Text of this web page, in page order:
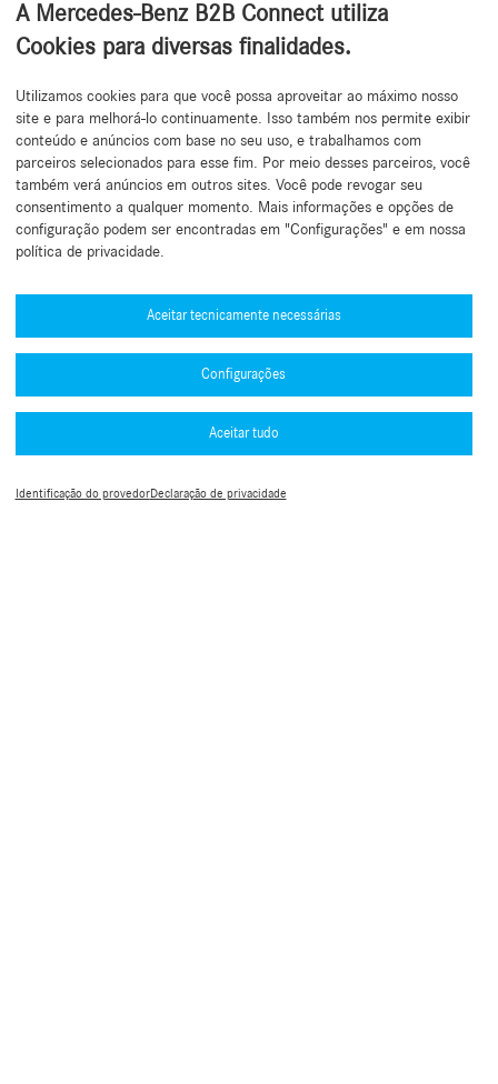
A Mercedes-Benz B2B Connect utiliza
Cookies para diversas finalidades.
Utilizamos cookies para que você possa aproveitar ao máximo nosso
site e para melhorá-lo continuamente. Isso também nos permite exibir
conteúdo e anúncios com base no seu uso, e trabalhamos com
parceiros selecionados para esse fim. Por meio desses parceiros, você
também verá anúncios em outros sites. Você pode revogar seu
consentimento a qualquer momento. Mais informações e opções de
configuração podem ser encontradas em "Configurações" e em nossa
política de privacidade.
Aceitar tecnicamente necessárias
Configurações
Aceitar tudo
Identificação do provedorDeclaração de privacidade
Voltar ao topo
Precisa de ajuda?
Mercedes-Benz Global Training
Notícias
Guia de autenticação Multifator (MFA)
Termos e Condições